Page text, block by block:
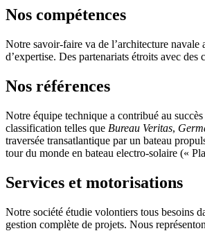
Nos compétences
Notre savoir-faire va de l’architecture
d’expertise. Des partenariats étroits avec
Nos références
Notre équipe technique a contribué au
classification telles que Bureau Veritas,
traversée transatlantique par un bateau
tour du monde en bateau electro-solaire («
Services et motorisations
Notre société étudie volontiers tous besoins
gestion complète de projets. Nous